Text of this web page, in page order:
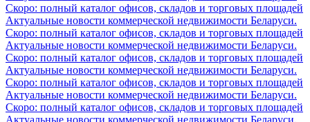
Скоро: полный каталог офисов, складов и торговых площадей
Актуальные новости коммерческой недвижимости Беларуси.
Скоро: полный каталог офисов, складов и торговых площадей
Актуальные новости коммерческой недвижимости Беларуси.
Скоро: полный каталог офисов, складов и торговых площадей
Актуальные новости коммерческой недвижимости Беларуси.
Скоро: полный каталог офисов, складов и торговых площадей
Актуальные новости коммерческой недвижимости Беларуси.
Скоро: полный каталог офисов, складов и торговых площадей
Актуальные новости коммерческой недвижимости Беларуси.